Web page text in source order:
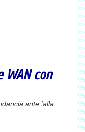
con
ante falla